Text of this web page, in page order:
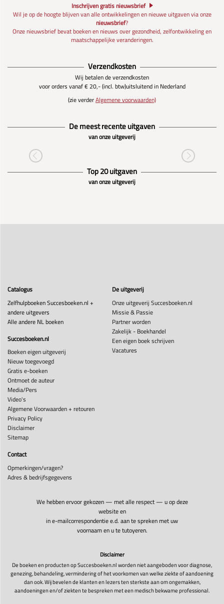
Inschrijven gratis nieuwsbrief
Wil je op de hoogte blijven van alle ontwikkelingen en nieuwe uitgaven via onze
nieuwsbrief?
Onze nieuwsbrief bevat boeken en nieuws over gezondheid, zelfontwikkeling en
maatschappelijke veranderingen.
Verzendkosten
Wij betalen de verzendkosten
voor orders vanaf € 20,- (incl. btw)uitsluitend in Nederland
(zie verderAlgemene voorwaarden)
De meest recente uitgaven
van onze uitgeverij
Top 20 uitgaven
van onze uitgeverij
Catalogus
Zelfhulpboeken Succesboeken.nl +
andere uitgevers
Alle andere NL boeken
Succesboeken.nl
Boeken eigen uitgeverij
Nieuw toegevoegd
Gratis e-boeken
Ontmoet de auteur
Media/Pers
Video's
Algemene Voorwaarden + retouren
Privacy Policy
Disclaimer
Sitemap
De uitgeverij
Onze uitgeverij Succesboeken.nl
Missie & Passie
Partner worden
Zakelijk - Boekhandel
Een eigen boek schrijven
Vacatures
Contact
Opmerkingen/vragen?
Adres & bedrijfsgegevens
We hebben ervoor gekozen — met alle respect — u op deze
website en
in e-mailcorrespondentie e.d. aan te spreken met uw
voornaam en u te tutoyeren.
Disclaimer
De boeken en producten op Succesboeken.nl worden niet aangeboden voor diagnose,
genezing, behandeling, vermindering of het voorkomen van welke ziekte of aandoening
dan ook. Wij bevelen de klanten en lezers ten sterkste aan om ongemakken,
aandoeningen en/of ziekten te bespreken met een medisch bekwame professional.